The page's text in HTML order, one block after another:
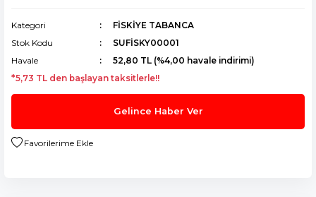
Kategori
FİSKİYE TABANCA
Stok Kodu
SUFİSKY00001
Havale
52,80 TL (%4,00 havale indirimi)
*5,73 TL den başlayan taksitlerle!!
Gelince Haber Ver